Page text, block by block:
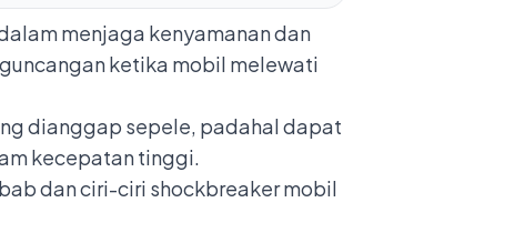
menjaga kenyamanan dan
ketika mobil melewati
dianggap sepele, padahal dapat
kecepatan tinggi.
dan ciri-ciri shockbreaker mobil